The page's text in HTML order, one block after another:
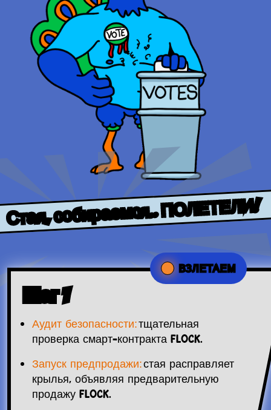
Стая, собираемся.. ПОЛЕТЕЛИ!
ВЗЛЕТАЕМ
Шаг 1
Аудит безопасности:тщательная
проверка смарт-контракта FLOCK.
Запуск предпродажи:стая расправляет
крылья, объявляя предварительную
продажу FLOCK.